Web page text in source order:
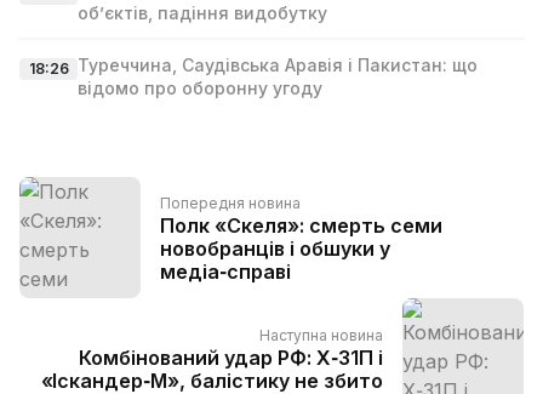
об’єктів, падіння видобутку
18:26 Туреччина, Саудівська Аравія і Пакистан: що
відомо про оборонну угоду
Попередня новина
Полк «Скеля»: смерть семи
новобранців і обшуки у
медіа‑справі
Наступна новина
Комбінований удар РФ: Х‑31П і
«Іскандер‑M», балістику не збито